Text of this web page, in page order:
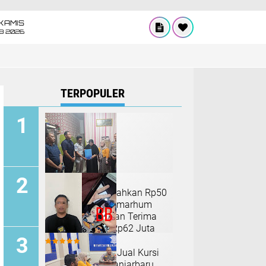
2026
TERPOPULER
Jasa Raharja Serahkan Rp50
Juta, Keluarga Almarhum
Tawar Tri Setiawan Terima
Total Santunan Rp62 Juta
Polisi Gadungan Jual Kursi